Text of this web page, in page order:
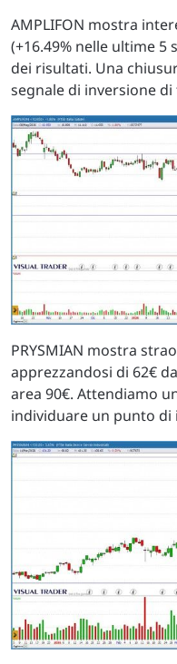
AMPLIFON mostra
(+16.49% nelle ultime
dei risultati. Una
segnale di inversione di
PRYSMIAN mostra
apprezzandosi di 62€
area 90€. Attendiamo
individuare un punto di